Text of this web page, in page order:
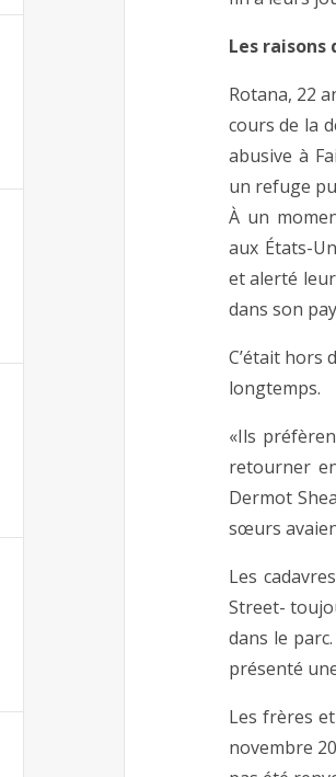
Les raisons
Rotana, 22
cours de la
abusive à
un refuge
À un
aux États-
et alerté
dans son
C’était
longtemps.
«Ils
retourner
Dermot
sœurs
Les
Street-
dans le
présenté
Les frères
novembre